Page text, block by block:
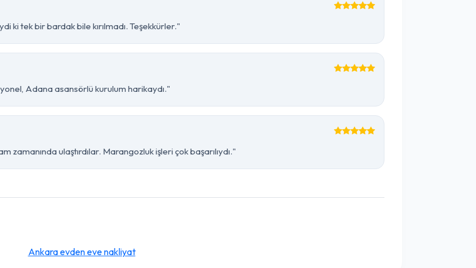
ki tek bir bardak bile kırılmadı. Teşekkürler."
Adana asansörlü kurulum harikaydı."
zamanında ulaştırdılar. Marangozluk işleri çok başarılıydı."
Ankara evden eve nakliyat